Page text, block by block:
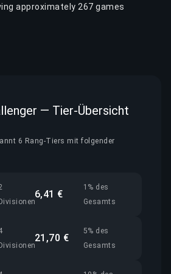
approximately 267 games
— Tier-Übersicht
6 Rang-Tiers mit folgender
6,41 €
1% des
Gesamts
21,70 €
5% des
Gesamts